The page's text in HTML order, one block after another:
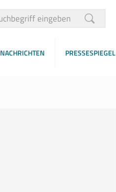
NACHRICHTEN PRESSESPIEGEL